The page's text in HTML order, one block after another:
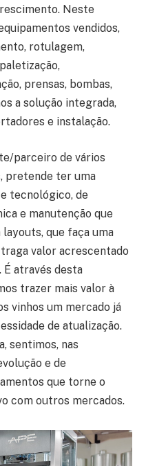
Neste
vendidos,
rotulagem,
prensas, bombas,
a solução integrada,
e instalação.
parceiro de vários
pretende ter uma
tecnológico, de
e manutenção que
layouts, que faça uma
valor acrescentado
através desta
trazer mais valor à
vinhos um mercado já
de atualização.
sentimos, nas
e de
que torne o
com outros mercados.